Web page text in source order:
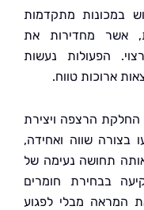
מתקדמות
מחדירות את
נעשות
טווח.
ויצירת
ואחידה,
נעימה של
חומרים
מבלי לפגוע